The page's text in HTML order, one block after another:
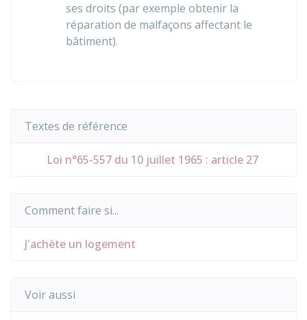
ses droits (par exemple obtenir la
réparation de malfaçons affectant le
bâtiment).
Textes de référence
Loi n°65-557 du 10 juillet 1965 : article 27
Comment faire si...
J'achète un logement
Voir aussi